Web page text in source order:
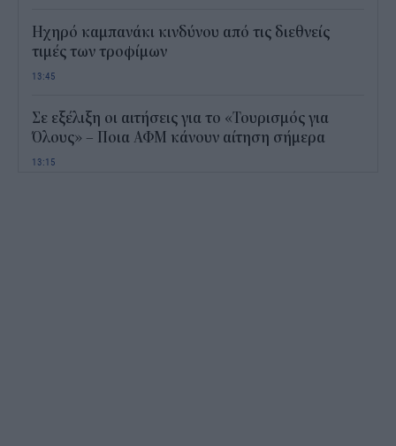
Ηχηρό καμπανάκι κινδύνου από τις διεθνείς
τιμές των τροφίμων
13:45
Σε εξέλιξη οι αιτήσεις για το «Τουρισμός για
Όλους» – Ποια ΑΦΜ κάνουν αίτηση σήμερα
13:15